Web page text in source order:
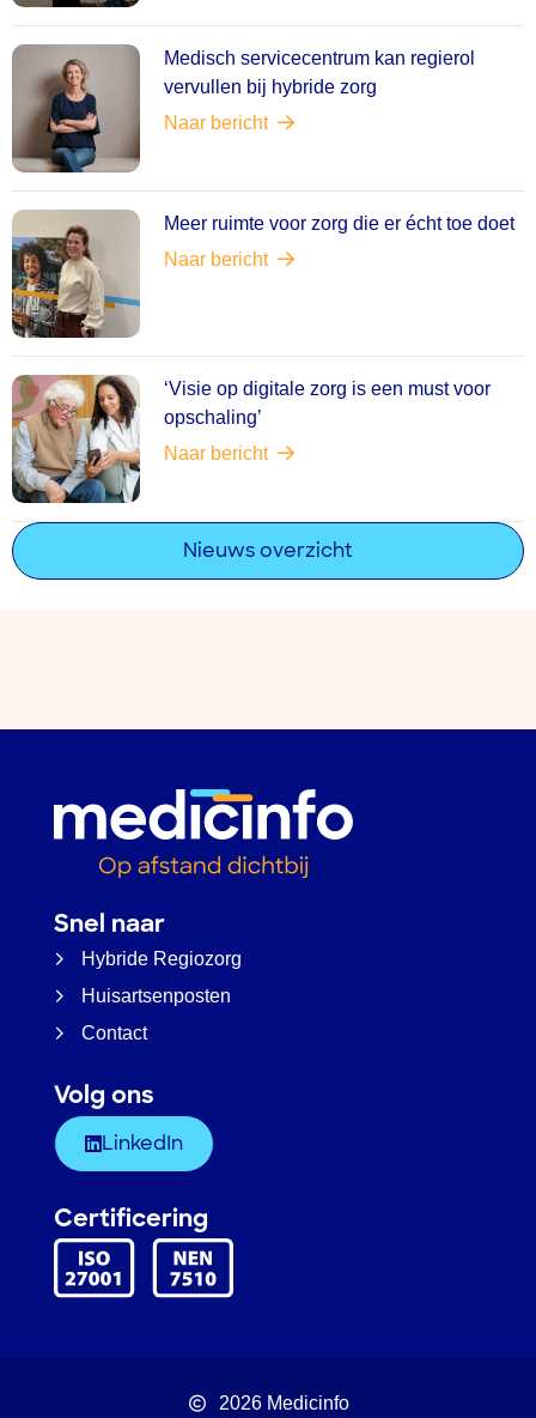
Medisch servicecentrum kan regierol
vervullen bij hybride zorg
Naar bericht
Meer ruimte voor zorg die er écht toe doet
Naar bericht
‘Visie op digitale zorg is een must voor
opschaling’
Naar bericht
Nieuws overzicht
Snel naar
Hybride Regiozorg
Huisartsenposten
Contact
Volg ons
LinkedIn
Certificering
2026 Medicinfo